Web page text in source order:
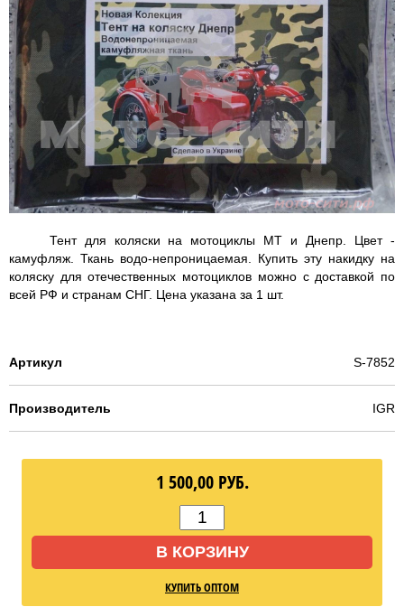
Тент для коляски на мотоциклы МТ и Днепр. Цвет -
камуфляж. Ткань водо-непроницаемая. Купить эту накидку на
коляску для отечественных мотоциклов можно с доставкой по
всей РФ и странам СНГ. Цена указана за 1 шт.
Артикул S-7852
Производитель IGR
1 500,00 РУБ.
В КОРЗИНУ
КУПИТЬ ОПТОМ